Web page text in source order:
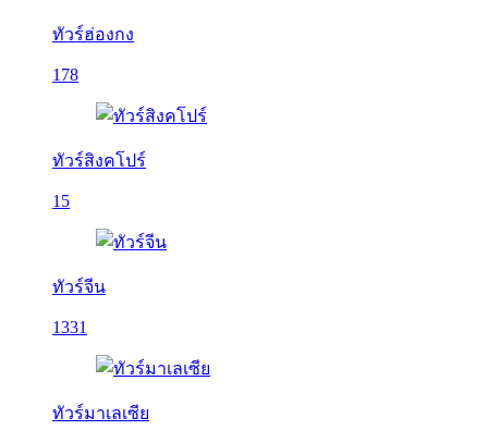
ทัวร์ฮ่องกง
178
ทัวร์สิงคโปร์
15
ทัวร์จีน
1331
ทัวร์มาเลเซีย